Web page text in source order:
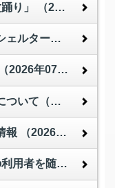
り」 （2026年08月06日 ）
利用について
（2026年07月29日 ）
月12日まで）
報 （2026年07月28日 ）
随時受付中